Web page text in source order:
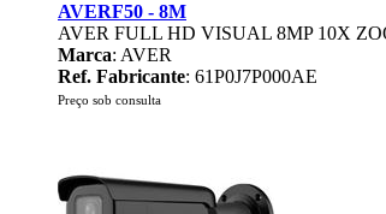
AVERF50 - 8M
AVER FULL HD VISUAL 8MP 10X
Marca: AVER
Ref. Fabricante: 61P0J7P000AE
Preço sob consulta